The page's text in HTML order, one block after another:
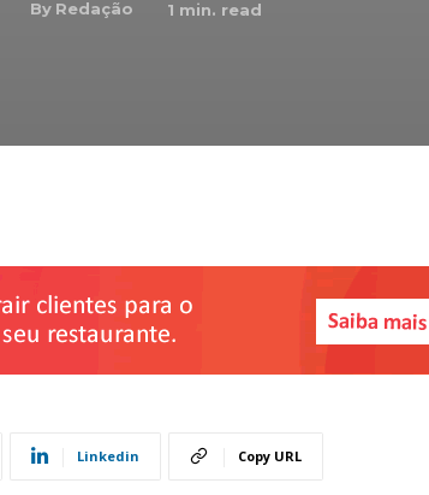
By Redação 1 min. read
Linkedin Copy URL